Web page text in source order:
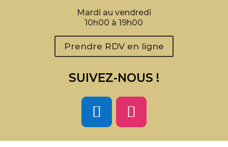
Mardi au vendredi
10h00 à 19h00
Prendre RDV en ligne
SUIVEZ-NOUS !